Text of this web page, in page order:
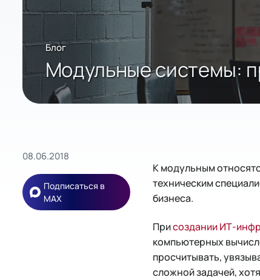
Блог
Модульные системы:
08.06.2018
Подписаться в
MAX
К модульным
техническим
бизнеса.
Присоздании ИТ-
компьютерных
просчитывать,
сложной задачей,